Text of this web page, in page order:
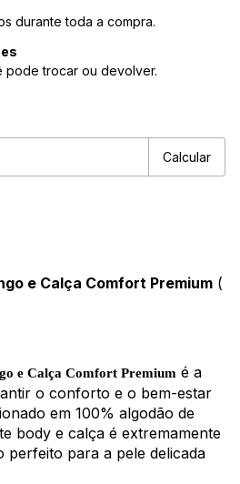
durante toda a compra.
pode trocar ou devolver.
Calcular
e Calça Comfort Premium (
e Calça Comfort Premium é a
o conforto e o bem-estar
em 100% algodão de
body e calça é extremamente
perfeito para a pele delicada